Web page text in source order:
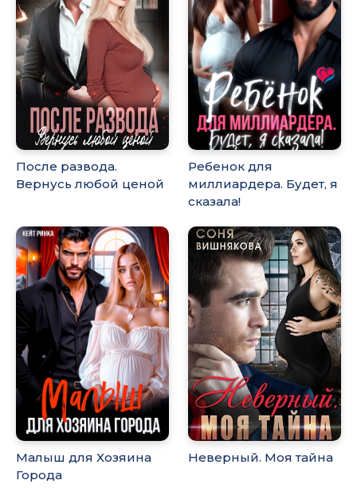
После развода.
Вернусь любой ценой
Ребенок для
миллиардера. Будет, я
сказала!
Малыш для Хозяина
Города
Неверный. Моя тайна